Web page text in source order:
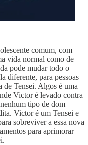
comum, com
vida normal como de
pode mudar todo o
diferente, para pessoas
de Tensei. Algos é uma
Victor é levado contra
tipo de dom
Victor é um Tensei e
sobreviver a essa nova
para aprimorar